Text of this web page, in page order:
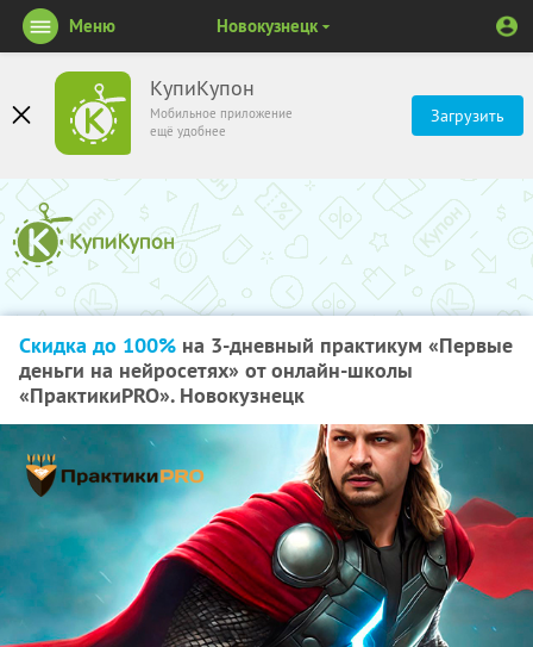
КупиКупон
Мобильное приложение
ещё удобнее
Загрузить
Меню Новокузнецк
Скидка до 100% на 3-дневный практикум «Первые
деньги на нейросетях» от онлайн-школы
«ПрактикиPRO». Новокузнецк